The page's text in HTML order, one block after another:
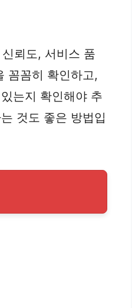
뢰도, 서비스 품
꼼꼼히 확인하고,
는지 확인해야 추
것도 좋은 방법입